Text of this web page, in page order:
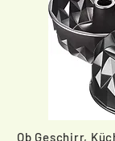
Ob Geschirr,